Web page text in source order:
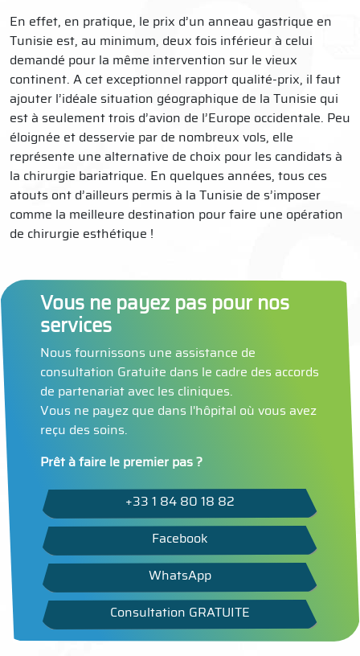
En effet, en pratique, le prix d’un anneau gastrique en
Tunisie est, au minimum, deux fois inférieur à celui
demandé pour la même intervention sur le vieux
continent. A cet exceptionnel rapport qualité-prix, il faut
ajouter l’idéale situation géographique de la Tunisie qui
est à seulement trois d’avion de l’Europe occidentale. Peu
éloignée et desservie par de nombreux vols, elle
représente une alternative de choix pour les candidats à
la chirurgie bariatrique. En quelques années, tous ces
atouts ont d’ailleurs permis à la Tunisie de s’imposer
comme la meilleure destination pour faire une opération
de chirurgie esthétique !
Vous ne payez pas pour nos
services
Nous fournissons une assistance de
consultation Gratuite dans le cadre des accords
de partenariat avec les cliniques.
Vous ne payez que dans l'hôpital où vous avez
reçu des soins.
Prêt à faire le premier pas ?
+33 1 84 80 18 82
Facebook
WhatsApp
Consultation GRATUITE